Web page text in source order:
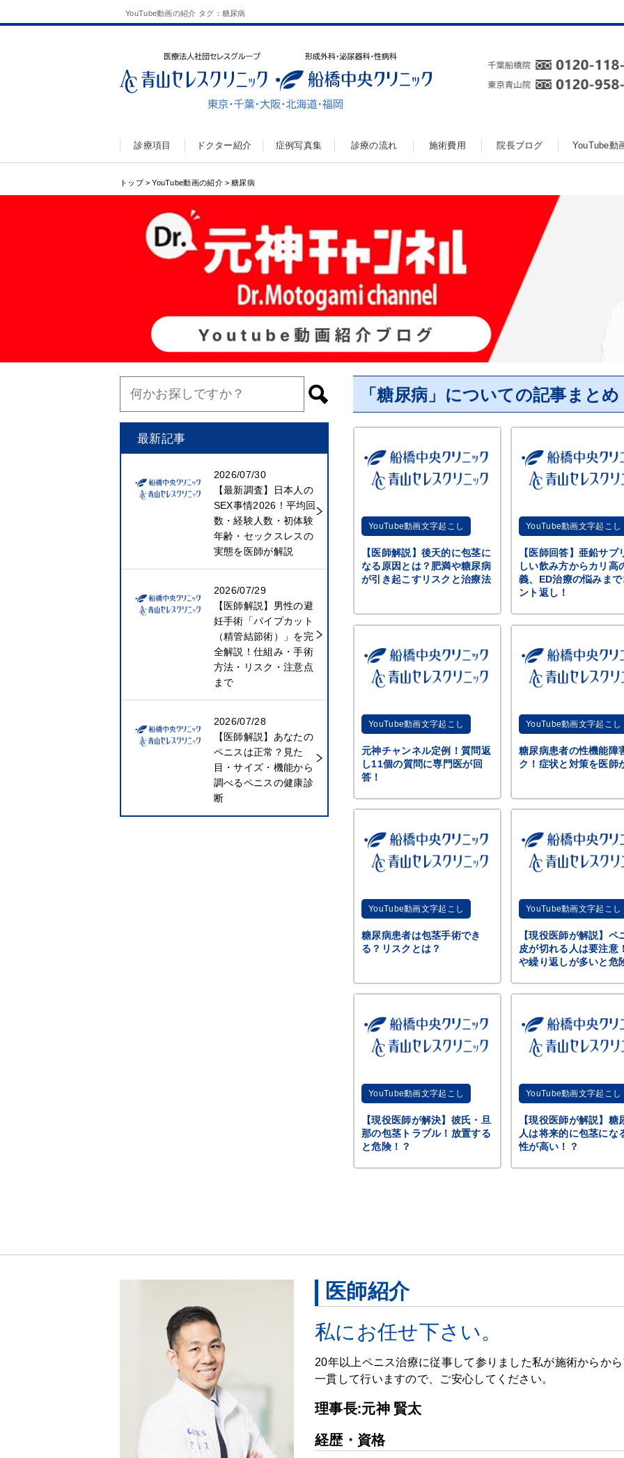
YouTube動画の紹介 タグ：糖尿病
診療項目 ドクター紹介 症例写真集 診療の流れ 施術費用 院長ブログ YouTube動
トップ > YouTube動画の紹介 > 糖尿病
「糖尿病」についての記事まとめ
YouTube動画文字起こし
【医師解説】後天的に包茎に
なる原因とは？肥満や糖尿病
が引き起こすリスクと治療法
YouTube動画文字起こし
【医師回答】亜鉛サプ
しい飲み方からカリ高
義、ED治療の悩みまで
ント返し！
YouTube動画文字起こし
元神チャンネル定例！質問返
し11個の質問に専門医が回
答！
YouTube動画文字起こし
糖尿病患者の性機能障
ク！症状と対策を医師
YouTube動画文字起こし
糖尿病患者は包茎手術でき
る？リスクとは？
YouTube動画文字起こし
【現役医師が解説】ペ
皮が切れる人は要注意
や繰り返しが多いと危
YouTube動画文字起こし
【現役医師が解決】彼氏・旦
那の包茎トラブル！放置する
と危険！？
YouTube動画文字起こし
【現役医師が解説】糖
人は将来的に包茎にな
性が高い！？
最新記事
2026/07/30
【最新調査】日本人の
SEX事情2026！平均回
数・経験人数・初体験
年齢・セックスレスの
実態を医師が解説
2026/07/29
【医師解説】男性の避
妊手術「パイプカット
（精管結節術）」を完
全解説！仕組み・手術
方法・リスク・注意点
まで
2026/07/28
【医師解説】あなたの
ペニスは正常？見た
目・サイズ・機能から
調べるペニスの健康診
断
医師紹介
私にお任せ下さい。
20年以上ペニス治療に従事して参りました私が施術からか
一貫して行いますので、ご安心してください。
理事長:元神 賢太
経歴・資格